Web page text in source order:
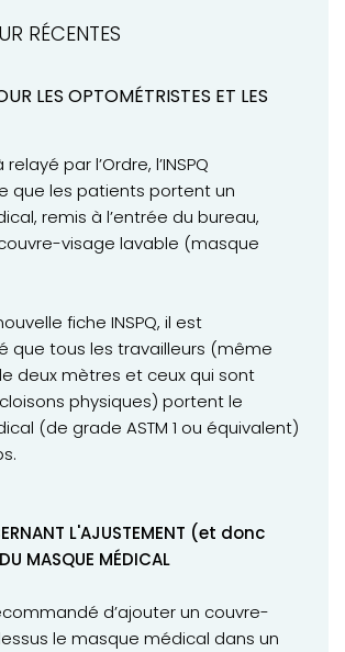
CONTINUE
RÉCENTES
LES OPTOMÉTRISTES ET LES
par l’Ordre, l’INSPQ
que les patients portent un
remis à l’entrée du bureau,
visage lavable (masque
fiche INSPQ, il est
que tous les travailleurs (même
deux mètres et ceux qui sont
physiques) portent le
(de grade ASTM 1 ou équivalent)
L'AJUSTEMENT (et donc
MASQUE MÉDICAL
d’ajouter un couvre-
le masque médical dans un